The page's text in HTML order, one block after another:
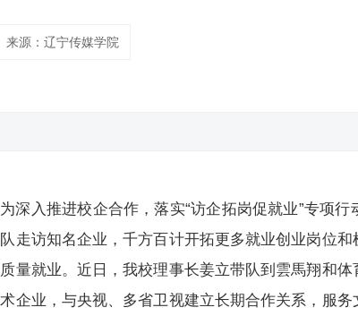
来源：辽宁传媒学院
为深入推进校企合作，落实“访企拓岗促就业”专项
走访知名企业，千方百计开拓更多就业创业岗位
量就业。近日，我校理事长姜立带队到雲馬翔和
企业，与央视、多省卫视建立长期合作关系，服